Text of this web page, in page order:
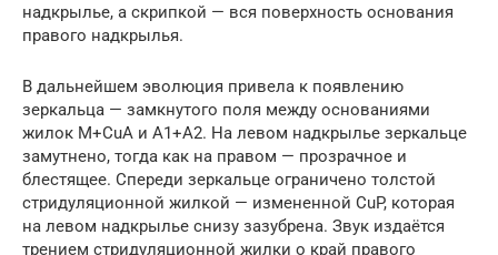
надкрылье, а скрипкой — вся поверхность основания
правого надкрылья.
В дальнейшем эволюция привела к появлению
зеркальца — замкнутого поля между основаниями
жилок M+CuA и A1+A2. На левом надкрылье зеркальце
замутнено, тогда как на правом — прозрачное и
блестящее. Спереди зеркальце ограничено толстой
стридуляционной жилкой — измененной CuP, которая
на левом надкрылье снизу зазубрена. Звук издаётся
трением стридуляционной жилки о край правого